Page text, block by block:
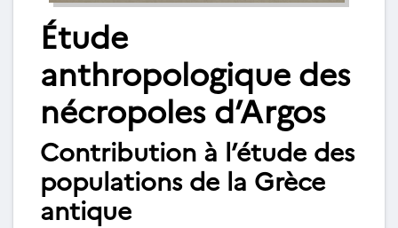
Étude
anthropologique des
nécropoles d’Argos
Contribution à l’étude des
populations de la Grèce
antique